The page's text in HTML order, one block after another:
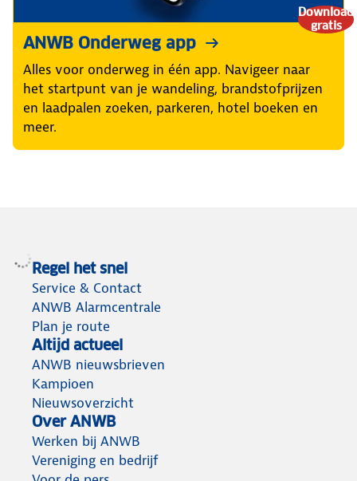
Download
gratis
ANWB Onderweg app
Alles voor onderweg in één app. Navigeer naar
het startpunt van je wandeling, brandstofprijzen
en laadpalen zoeken, parkeren, hotel boeken en
meer.
Regel het snel
Service & Contact
ANWB Alarmcentrale
Plan je route
Altijd actueel
ANWB nieuwsbrieven
Kampioen
Nieuwsoverzicht
Over ANWB
Werken bij ANWB
Vereniging en bedrijf